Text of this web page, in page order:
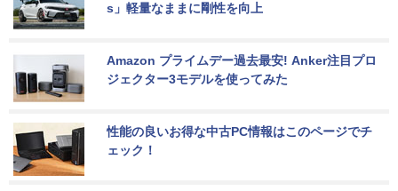
s」軽量なままに剛性を向上
Amazon プライムデー過去最安! Anker注目プロ
ジェクター3モデルを使ってみた
性能の良いお得な中古PC情報はこのページでチ
ェック！